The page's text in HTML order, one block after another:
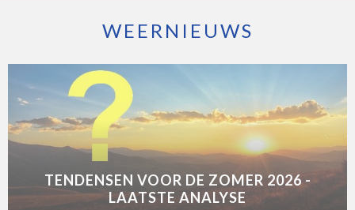
WEERNIEUWS
TENDENSEN VOOR DE ZOMER 2026 -
LAATSTE ANALYSE